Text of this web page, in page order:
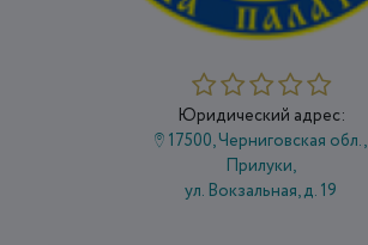
Юридический адрес:
17500, Черниговская обл.,
Прилуки,
ул. Вокзальная, д. 19